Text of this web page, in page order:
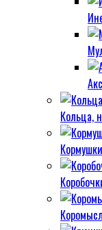
Кольца,